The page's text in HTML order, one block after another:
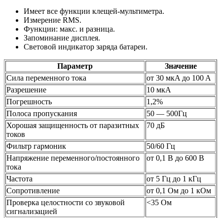
Имеет все функции клещей-мультиметра.
Измерение RMS.
Функции: макс. и разница.
Запоминание дисплея.
Световой индикатор заряда батареи.
Параметр
Значение
Сила переменного тока
от 30 мкA дo 100 A
Разрешение
10 мкA
Погрешность
1,2%
Полоса пропускания
50 — 500Гц
Хорошая защищенность от паразитных
токов
70 дБ
Фильтр гармоник
50/60 Гц
Напряжение переменного/постоянного
тока
от 0,1 В дo 600 В
Частота
от 5 Гц дo 1 кГц
Сопротивление
от 0,1 Ом дo 1 кОм
Проверка целостности со звуковой
сигнализацией
<35 Ом